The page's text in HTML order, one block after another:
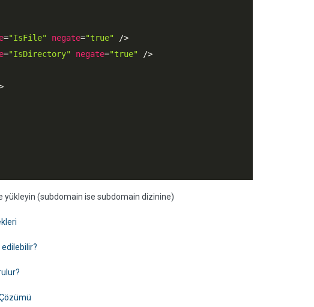
="IsFile" negate="true" />
="IsDirectory" negate="true" />
yükleyin (subdomain ise subdomain dizinine)